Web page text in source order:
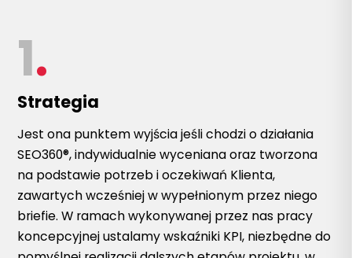
1.
Strategia
Jest ona punktem wyjścia jeśli chodzi o działania
SEO360®, indywidualnie wyceniana oraz tworzona
na podstawie potrzeb i oczekiwań Klienta,
zawartych wcześniej w wypełnionym przez niego
briefie. W ramach wykonywanej przez nas pracy
koncepcyjnej ustalamy wskaźniki KPI, niezbędne do